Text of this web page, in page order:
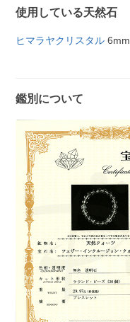
使用している天然石
ヒマラヤクリスタル 6mm
鑑別について